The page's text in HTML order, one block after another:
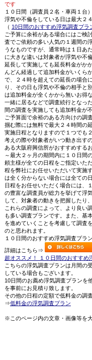
です
１０日間（調査員２名・車両１台
浮気や不倫をしている日は最大２
（ 10日間のおすすめ浮気調査プラ
ご予算に余裕がある場合にはご検
査でご依頼の多い人気の１週間の
うなものですが、通常時は１日あ
に大きな違いは対象者が浮気や不
延長して実施しても延長料金がか
んどん経過して追加料金がいくら
で、２４時を超えての延長の場合
り、その日も浮気や不倫の相手と
は追加料金が全くかから無いお得
一緒に居るなどで調査続行となっ
間の調査を実施しても追加料金が
ご予算面で余裕のある方向けの調
掴む際には無料で最大２４時間の
実施日程となりますので１つでも
考えの際や対象者がいつ動き出す
ある大阪府興信所がおすすめする
～最大２ヶ月の期間内に１０日間
頼主様が全ての日程をご指定いた
程を弊社にお任せいただいて実施
は全く分からない場合には全ての
日程をお任せいただく場合には、
の豊富な調査員が総力を挙げて浮
して、対象者の動きを把握したり
これらの調査によって、より良い
も多い調査プランです。また、基
を進めていくことを考慮して調査
のと思われます。
１０日間のおすすめ浮気調査プラ
詳細はこちら⇒
超オススメ！ １０日間のおすすめ
こちらの浮気調査プランは月間の
している場合もございます。
10日間のお薦め浮気調査プランを
を事前にお見積り致します。
その他の日程の定額で低料金の調
⇒低料金の浮気調査プラン
※このページ内の文章・画像等を